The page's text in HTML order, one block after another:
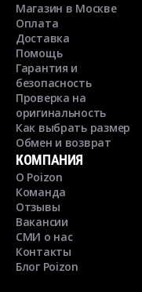
Магазин в Москве
Оплата
Доставка
Помощь
Гарантия и
безопасность
Проверка на
оригинальность
Как выбрать размер
Обмен и возврат
КОМПАНИЯ
О Poizon
Команда
Отзывы
Вакансии
СМИ о нас
Контакты
Блог Poizon